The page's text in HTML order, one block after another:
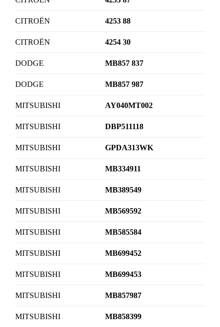
CITROËN 4253 88
CITROËN 4254 30
DODGE MB857 837
DODGE MB857 987
MITSUBISHI AY040MT002
MITSUBISHI DBP511118
MITSUBISHI GPDA313WK
MITSUBISHI MB334911
MITSUBISHI MB389549
MITSUBISHI MB569592
MITSUBISHI MB585584
MITSUBISHI MB699452
MITSUBISHI MB699453
MITSUBISHI MB857987
MITSUBISHI MB858399